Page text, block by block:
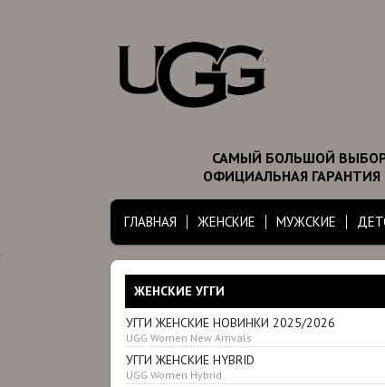
САМЫЙ БОЛЬШОЙ ВЫБОР
ОФИЦИАЛЬНАЯ
ГЛАВНАЯ ЖЕНСКИЕ МУЖСКИЕ
.
ЖЕНСКИЕ УГГИ
УГГИ ЖЕНСКИЕ НОВИНКИ 2025/2026
UGG Women New Arrivals
УГГИ ЖЕНСКИЕ HYBRID
UGG Women Hybrid